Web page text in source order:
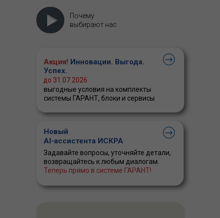
Почему
выбирают нас
Акция! Инновации. Выгода.
Успех.
выгодные условия на комплекты
системы ГАРАНТ, блоки и сервисы
до 31.07.2026
Новый
AI-ассистента ИСКРА
Задавайте вопросы, уточняйте детали,
возвращайтесь к любым диалогам.
Теперь прямо в системе ГАРАНТ!